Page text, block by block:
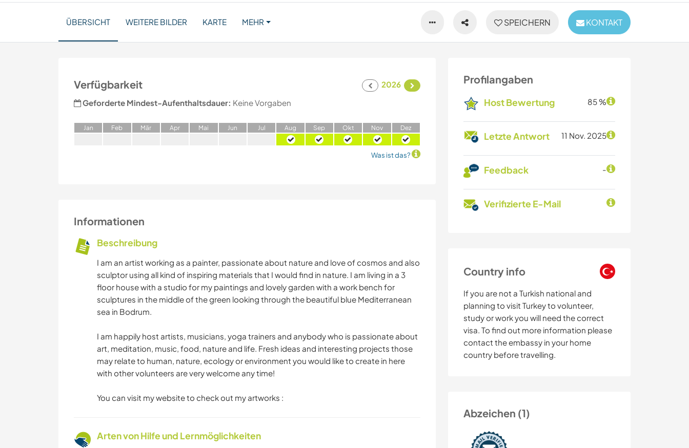
SPEICHERN KONTAKT
ÜBERSICHT WEITERE BILDER KARTE MEHR
Profilangaben
Host Bewertung 85 %
Letzte Antwort 11 Nov. 2025
Feedback -
Verifizierte E-Mail
Country info
If you are not a Turkish national and
planning to visit Turkey to volunteer,
study or work you will need the correct
visa. To find out more information please
contact the embassy in your home
country before travelling.
Abzeichen (1)
Verfügbarkeit
2026
Geforderte Mindest-Aufenthaltsdauer: Keine Vorgaben
Jan Feb Mär Apr Mai Jun Jul Aug Sep Okt Nov Dez
Was ist das?
Informationen
Beschreibung
I am an artist working as a painter, passionate about nature and love of cosmos and also
sculptor using all kind of inspiring materials that I would find in nature. I am living in a 3
floor house with a studio for my paintings and lovely garden with a work bench for
sculptures in the middle of the green looking through the beautiful blue Mediterranean
sea in Bodrum.
I am happily host artists, musicians, yoga trainers and anybody who is passionate about
art, meditation, music, food, nature and life. Fresh ideas and interesting projects those
may relate to human, nature, ecology or environment you would like to create in here
with other volunteers are very welcome any time!
You can visit my website to check out my artworks :
Arten von Hilfe und Lernmöglichkeiten